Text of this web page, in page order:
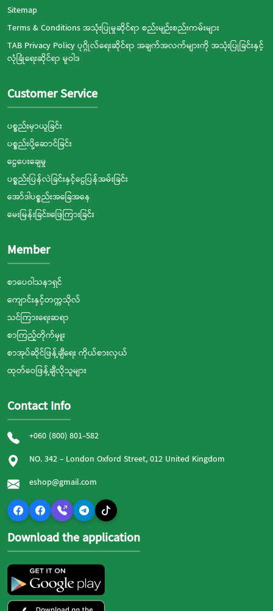
Sitemap
Terms & Conditions အသုံးပြုမှုဆိုင်ရာ စည်းမျဉ်းစည်းကမ်းများ
TAB Privacy Policy ပုဂ္ဂိုလ်ရေးဆိုင်ရာ အချက်အလက်များကို အသုံးပြုခြင်းနှင့်
လုံခြုံရေးဆိုင်ရာ မူဝါဒ
Customer Service
ပစ္စည်းမှာယူခြင်း
ပစ္စည်းပို့ဆောင်ခြင်း
ငွေပေးချေမှု
ပစ္စည်းပြန်လဲခြင်းနှင့်ငွေပြန်အမ်းခြင်း
အော်ဒါပစ္စည်းအခြေအနေ
မေးမြန်းခြင်း၊ဖြေကြားခြင်း
Member
စာပေဝါသနာရှင်
ကျောင်းနှင့်တက္ကသိုလ်
သင်ကြားရေးဆရာ
စာကြည့်တိုက်မှူး
စာအုပ်ဆိုင်ဖြန့်ချီရေး ကိုယ်စားလှယ်
ထုတ်ဝေဖြန့်ချီလိုသူများ
Contact Info
+060 (800) 801-582
NO. 342 - London Oxford Street, 012 United Kingdom
eshop@gmail.com
Download the application